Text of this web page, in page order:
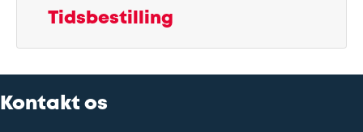
Udstødning
SDS
Tidsbestilling
Kontakt os